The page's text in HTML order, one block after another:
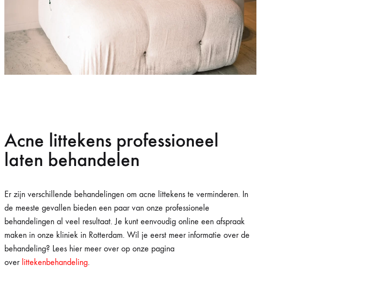
Acne littekens professioneel
laten behandelen
Er zijn verschillende behandelingen om acne littekens te verminderen. In
de meeste gevallen bieden een paar van onze professionele
behandelingen al veel resultaat. Je kunt eenvoudig online een afspraak
maken in onze kliniek in Rotterdam. Wil je eerst meer informatie over de
behandeling? Lees hier meer over op onze pagina
over littekenbehandeling.